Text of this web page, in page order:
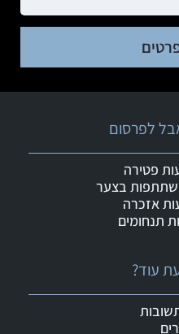
עוד?
לפרסום
פטירה
בצער
אזכרה
תנחומים